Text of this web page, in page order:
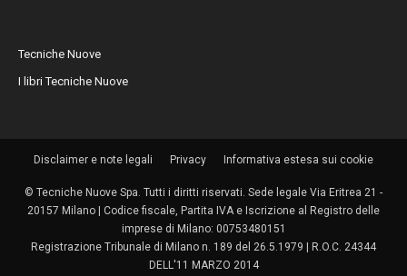
Tecniche Nuove
I libri Tecniche Nuove
Disclaimer e note legali Privacy Informativa estesa sui cookie
© Tecniche Nuove Spa. Tutti i diritti riservati. Sede legale Via Eritrea 21 -
20157 Milano | Codice fiscale, Partita IVA e Iscrizione al Registro delle
imprese di Milano: 00753480151
Registrazione Tribunale di Milano n. 189 del 26.5.1979 | R.O.C. 24344
DELL'11 MARZO 2014